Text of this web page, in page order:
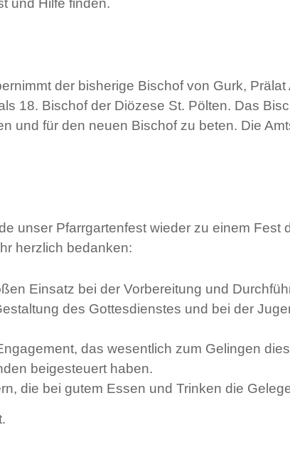
und Hilfe finden.
der bisherige Bischof von Gurk,
18. Bischof der Diözese St. Pölten. Das
und für den neuen Bischof zu beten. Die
unser Pfarrgartenfest wieder zu einem
herzlich bedanken:
Einsatz bei der Vorbereitung und
des Gottesdienstes und bei der
das wesentlich zum Gelingen
beigesteuert haben.
die bei gutem Essen und Trinken die